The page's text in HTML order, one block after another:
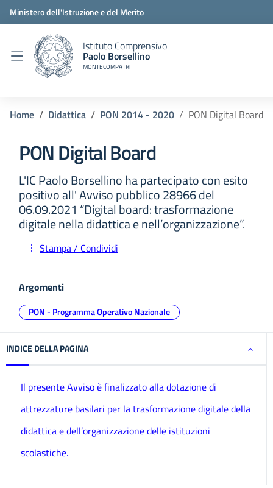
Ministero dell'Istruzione e del Merito
Istituto Comprensivo
Paolo Borsellino
MONTECOMPATRI
Home Didattica PON 2014 - 2020 PON Digital Board
PON Digital Board
L'IC Paolo Borsellino ha partecipato con esito
positivo all' Avviso pubblico 28966 del
06.09.2021 “Digital board: trasformazione
digitale nella didattica e nell’organizzazione”.
Stampa / Condividi
Argomenti
PON - Programma Operativo Nazionale
INDICE DELLA PAGINA
Il presente Avviso è finalizzato alla dotazione di
attrezzature basilari per la trasformazione digitale della
didattica e dell’organizzazione delle istituzioni
scolastiche.